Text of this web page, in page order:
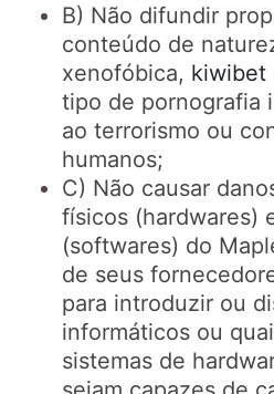
B) Não difundir
conteúdo de
xenofóbica, kiwibet
tipo de pornografia
ao terrorismo ou
humanos;
C) Não causar
físicos (hardwares)
(softwares) do
de seus
para introduzir ou
informáticos ou
sistemas de